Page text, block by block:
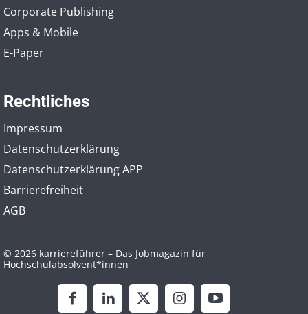
Corporate Publishing
Apps & Mobile
E-Paper
Rechtliches
Impressum
Datenschutzerklärung
Datenschutzerklärung APP
Barrierefreiheit
AGB
© 2026 karriereführer – Das Jobmagazin für
Hochschulabsolvent*innen